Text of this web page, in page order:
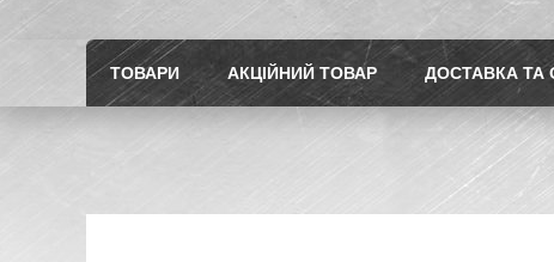
ТОВАРИ АКЦІЙНИЙ ТОВАР ДОСТАВКА ТА